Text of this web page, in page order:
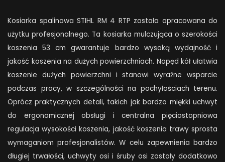
Kosiarka spalinowa STIHL RM 4 RTP została opracowana do
użytku profesjonalnego. Ta kosiarka mulczująca o szerokości
koszenia 53 cm gwarantuje bardzo wysoką wydajność i
jakość koszenia na dużych powierzchniach. Napęd kół ułatwia
koszenie dużych powierzchni i stanowi wyraźne wsparcie
podczas pracy, w szczególności na pochyłościach terenu.
Oprócz praktycznych detali, takich jak bardzo miękki uchwyt
do ergonomicznej obsługi i centralna pięciostopniowa
regulacja wysokości koszenia, jakość koszenia trawy sprosta
wymaganiom profesjonalistów. W celu zapewnienia bardzo
długiej trwałości, uchwyty osi i śruby osi zostały dodatkowo